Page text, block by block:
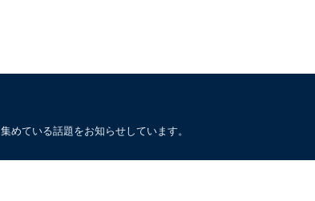
めている話題をお知らせしています。